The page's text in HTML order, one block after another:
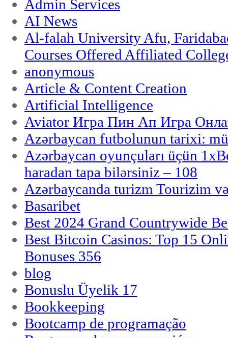
Admin Services
AI News
Al-falah University Afu,
Courses Offered Affiliated
anonymous
Article & Content Creation
Artificial Intelligence
Aviator Игра Пин Ап Игра
Azərbaycan futbolunun tarixi:
Azərbaycan oyunçuları üçün
haradan tapa bilərsiniz – 108
Azərbaycanda turizm Tourizim
Basaribet
Best 2024 Grand Countrywide
Best Bitcoin Casinos: Top 15
Bonuses 356
blog
Bonuslu Üyelik 17
Bookkeeping
Bootcamp de programação